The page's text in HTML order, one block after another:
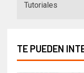
Tutoriales
TE PUEDEN